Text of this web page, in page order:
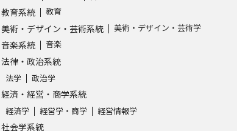
教育系統 教育
美術・デザイン・芸術系統 美術・デザイン・芸術学
音楽系統 音楽
法律・政治系統
法学 政治学
経済・経営・商学系統
経済学 経営学・商学 経営情報学
社会学系統